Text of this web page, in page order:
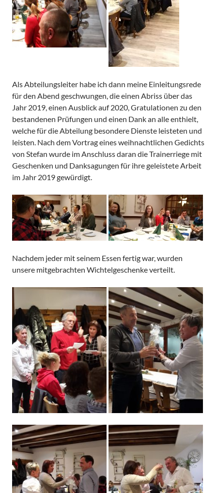
Als Abteilungsleiter habe ich dann meine Einleitungsrede
für den Abend geschwungen, die einen Abriss über das
Jahr 2019, einen Ausblick auf 2020, Gratulationen zu den
bestandenen Prüfungen und einen Dank an alle enthielt,
welche für die Abteilung besondere Dienste leisteten und
leisten. Nach dem Vortrag eines weihnachtlichen Gedichts
von Stefan wurde im Anschluss daran die Trainerriege mit
Geschenken und Danksagungen für ihre geleistete Arbeit
im Jahr 2019 gewürdigt.
Nachdem jeder mit seinem Essen fertig war, wurden
unsere mitgebrachten Wichtelgeschenke verteilt.